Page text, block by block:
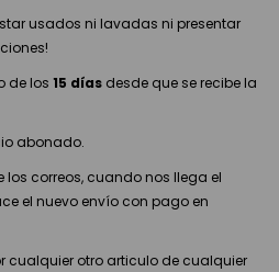
usados ni lavadas ni presentar
de los 15 días desde que se recibe la
abonado.
los correos, cuando nos llega el
el nuevo envío con pago en
cualquier otro articulo de cualquier